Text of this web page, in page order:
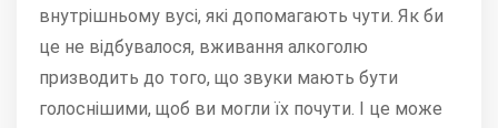
внутрішньому вусі, які допомагають чути. Як би
це не відбувалося, вживання алкоголю
призводить до того, що звуки мають бути
голоснішими, щоб ви могли їх почути. І це може